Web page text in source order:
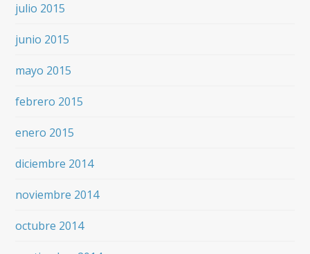
julio 2015
junio 2015
mayo 2015
febrero 2015
enero 2015
diciembre 2014
noviembre 2014
octubre 2014